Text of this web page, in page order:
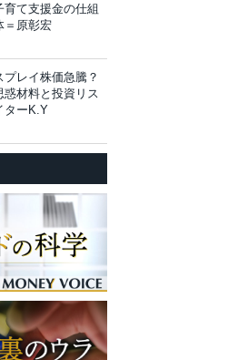
て支援金の仕組
＝原彰宏
レイ株価急騰？
惑材料と投資リス
ターK.Y